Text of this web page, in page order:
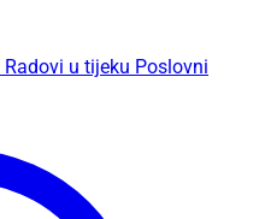
Radovi u tijeku Poslovni